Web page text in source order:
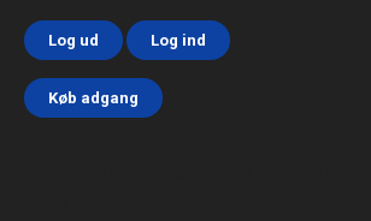
Log ud Log ind
Køb adgang